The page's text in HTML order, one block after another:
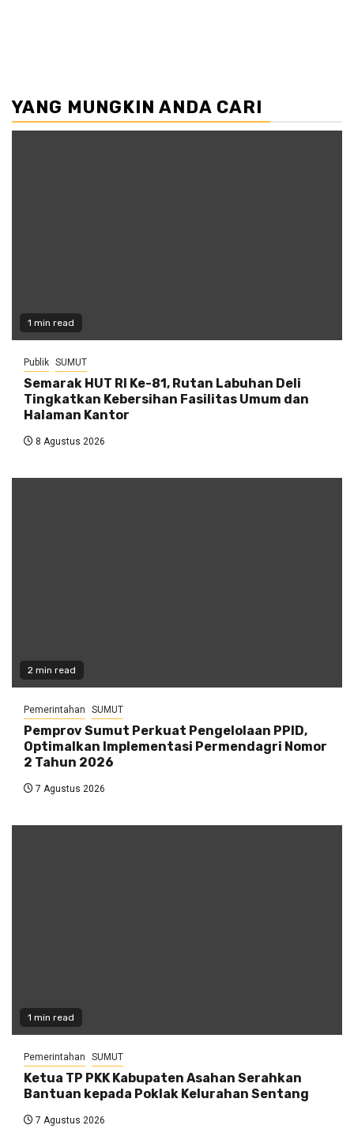
YANG MUNGKIN ANDA CARI
1 min read
Publik SUMUT
Semarak HUT RI Ke-81, Rutan Labuhan Deli
Tingkatkan Kebersihan Fasilitas Umum dan
Halaman Kantor
8 Agustus 2026
2 min read
Pemerintahan SUMUT
Pemprov Sumut Perkuat Pengelolaan PPID,
Optimalkan Implementasi Permendagri Nomor
2 Tahun 2026
7 Agustus 2026
1 min read
Pemerintahan SUMUT
Ketua TP PKK Kabupaten Asahan Serahkan
Bantuan kepada Poklak Kelurahan Sentang
7 Agustus 2026